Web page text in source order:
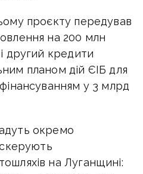
проєкту передував
на 200 млн
другий кредити
планом дій ЄІБ для
у 3 млрд
окремо
скерують
на Луганщині: